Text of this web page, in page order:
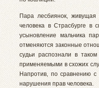
Пара лесбиянок,
человека в Страсбурге в
усыновление мальчика
отменяются законные
судьи распознали в
применяемыми в схожих
Напротив, по сравнению с
нарушения прав человека.